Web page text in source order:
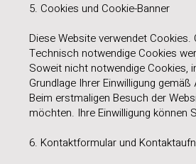
5. Cookies und Cookie-Banner
Diese Website verwendet
Technisch notwendige Cookies
Soweit nicht notwendige Cookies,
Grundlage Ihrer Einwilligung
Beim erstmaligen Besuch der
möchten. Ihre Einwilligung können
6. Kontaktformular und